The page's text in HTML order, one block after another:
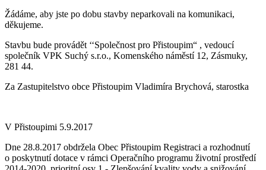
Žádáme, aby jste po dobu stavby neparkovali na komunikaci,
děkujeme.
Stavbu bude provádět ‘‘Společnost pro Přistoupim“ , vedoucí
společník VPK Suchý s.r.o., Komenského náměstí 12, Zásmuky,
281 44.
Za Zastupitelstvo obce Přistoupim Vladimíra Brychová, starostka
V Přistoupimi 5.9.2017
Dne 28.8.2017 obdržela Obec Přistoupim Registraci a rozhodnutí
o poskytnutí dotace v rámci Operačního programu životní prostředí